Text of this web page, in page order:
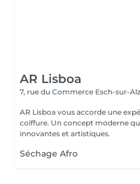
AR Lisboa
7, rue du Commerce Esch-sur-
AR Lisboa vous accorde une
coiffure. Un concept moderne
innovantes et artistiques.
Séchage Afro